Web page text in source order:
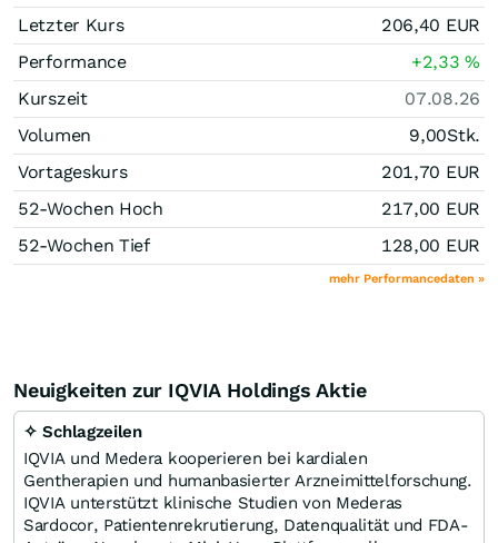
Letzter Kurs
206,40 EUR
Performance
+2,33%
Kurszeit
07.08.26
Volumen
9,00Stk.
Vortageskurs
201,70 EUR
52-Wochen Hoch
217,00 EUR
52-Wochen Tief
128,00 EUR
mehr Performancedaten »
Neuigkeiten zur IQVIA Holdings Aktie
✧ Schlagzeilen
IQVIA und Medera kooperieren bei kardialen
Gentherapien und humanbasierter Arzneimittelforschung.
IQVIA unterstützt klinische Studien von Mederas
Sardocor, Patientenrekrutierung, Datenqualität und FDA-